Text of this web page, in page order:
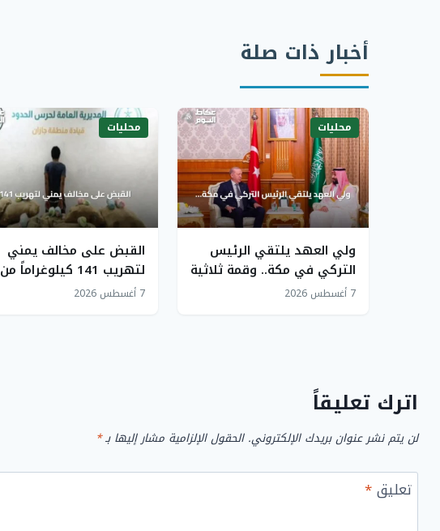
أخبار ذات صلة
محليات
ولي العهد يلتقي الرئيس
التركي في مكة.. وقمة ثلاثية
تعلن اتفاقية الدفاع المشترك
7 أغسطس 2026
محليات
القبض على مخالف يمني
لتهريب 141 كيلوغراماً من
القات في جازان
7 أغسطس 2026
اترك تعليقاً
لن يتم نشر عنوان بريدك الإلكتروني. الحقول الإلزامية مشار إليها بـ*
تعليق*